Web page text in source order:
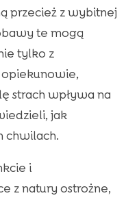
przecież z wybitnej
te mogą
tylko z
strach wpływa na
jak
chwilach.
i
z natury ostrożne,